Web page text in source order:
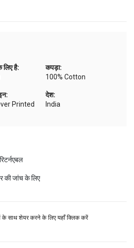
लिए है:
कपड़ा:
100% Cotton
Printed
देश:
India
के साथ शेयर करने के लिए यहाँ क्लिक करें
की जांच के लिए